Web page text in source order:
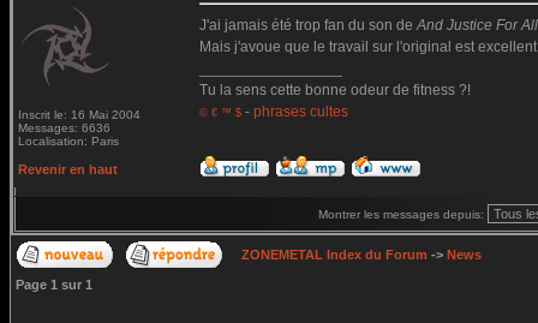
Inscrit le: 16 Mai 2004
Messages: 6636
Localisation: Paris
J'ai jamais été trop fan du son deAnd Justice For
Mais j'avoue que le travail sur l'original est
Tu la sens cette bonne odeur de fitness ?!
© € ™ $ - phrases cultes
Revenir en haut
Montrer les messages depuis:
ZONEMETAL Index du Forum -> News
Page 1 sur 1